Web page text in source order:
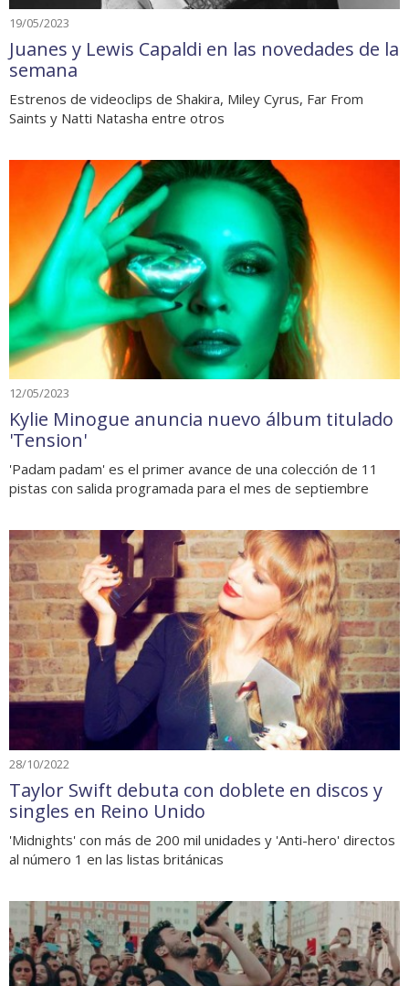
19/05/2023
Juanes y Lewis Capaldi en las novedades de la
semana
Estrenos de videoclips de Shakira, Miley Cyrus, Far From
Saints y Natti Natasha entre otros
12/05/2023
Kylie Minogue anuncia nuevo álbum titulado
'Tension'
'Padam padam' es el primer avance de una colección de 11
pistas con salida programada para el mes de septiembre
28/10/2022
Taylor Swift debuta con doblete en discos y
singles en Reino Unido
'Midnights' con más de 200 mil unidades y 'Anti-hero' directos
al número 1 en las listas británicas